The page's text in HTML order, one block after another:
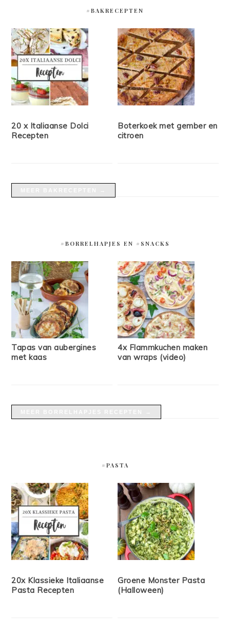
#BAKRECEPTEN
20 x Italiaanse Dolci
Recepten
Boterkoek met gember en
citroen
#BORRELHAPJES EN #SNACKS
Tapas van aubergines
met kaas
4x Flammkuchen maken
van wraps (video)
#PASTA
20x Klassieke Italiaanse
Pasta Recepten
Groene Monster Pasta
(Halloween)